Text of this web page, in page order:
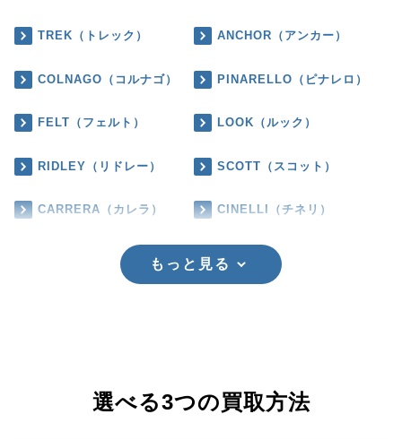
TREK（トレック） ANCHOR（アンカー）
COLNAGO（コルナゴ） PINARELLO（ピナレロ）
FELT（フェルト） LOOK（ルック）
RIDLEY（リドレー） SCOTT（スコット）
CARRERA（カレラ） CINELLI（チネリ）
もっと見る
選べる3つの買取方法